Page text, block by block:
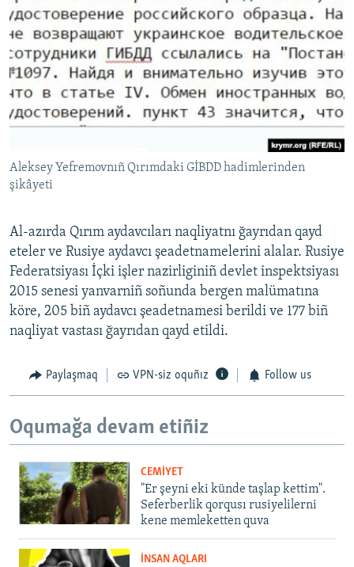
Aleksey Yefremovnıñ Qırımdaki GİBDD hadimlerinden
şikâyeti
Al-azırda Qırım aydavcıları naqliyatnı ğayrıdan qayd
eteler ve Rusiye aydavcı şeadetnamelerini alalar. Rusiye
Federatsiyası İçki işler nazirliginiñ devlet inspektsiyası
2015 senesi yanvarniñ soñunda bergen malümatına
köre, 205 biñ aydavcı şeadetnamesi berildi ve 177 biñ
naqliyat vastası ğayrıdan qayd etildi.
Paylaşmaq VPN-siz oquñız Follow us
Oqumağa devam etiñiz
CEMİYET
"Er şeyni eki künde taşlap kettim".
Seferberlik qorqusı rusiyelilerni
kene memleketten quva
İNSAN AQLARI